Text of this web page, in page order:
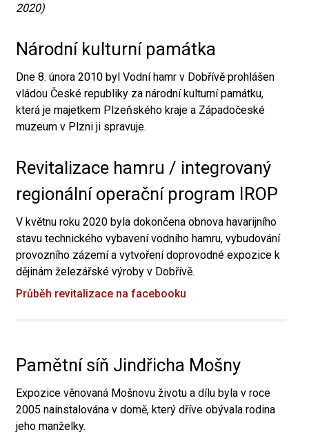
2020)
Národní kulturní památka
Dne 8. února 2010 byl Vodní hamr v Dobřívě prohlášen
vládou České republiky za národní kulturní památku,
která je majetkem Plzeňského kraje a Západočeské
muzeum v Plzni ji spravuje.
Revitalizace hamru / integrovaný
regionální operační program IROP
V květnu roku 2020 byla dokončena obnova havarijního
stavu technického vybavení vodního hamru, vybudování
provozního zázemí a vytvoření doprovodné expozice k
dějinám železářské výroby v Dobřívě.
Průběh revitalizace na facebooku
Pamětní síň Jindřicha Mošny
Expozice věnovaná Mošnovu životu a dílu byla v roce
2005 nainstalována v domě, který dříve obývala rodina
jeho manželky.